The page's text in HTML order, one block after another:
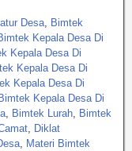
Desa, Bimtek
Kepala Desa Di
Kepala Desa Di
Kepala Desa Di
Kepala Desa Di
Bimtek Kepala Desa Di
, Bimtek Lurah, Bimtek
, Diklat
, Materi Bimtek